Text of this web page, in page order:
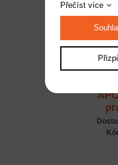
Přečíst více